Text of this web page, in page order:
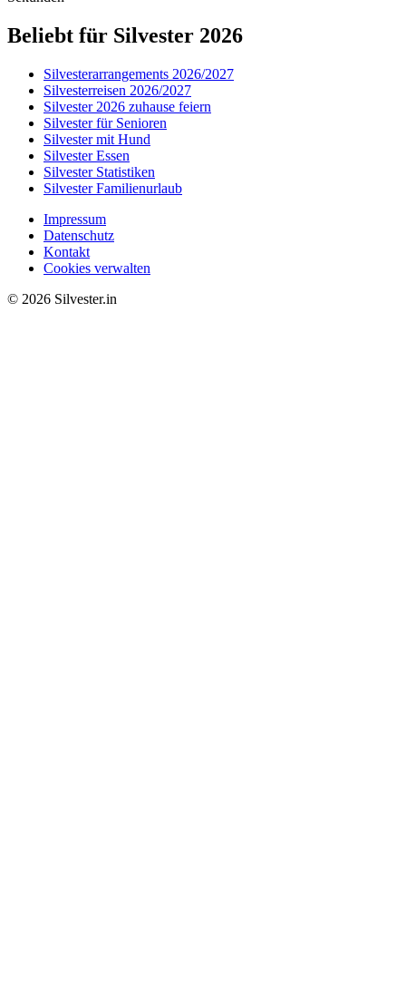
Beliebt für Silvester 2026
Silvesterarrangements 2026/2027
Silvesterreisen 2026/2027
Silvester 2026 zuhause feiern
Silvester für Senioren
Silvester mit Hund
Silvester Essen
Silvester Statistiken
Silvester Familienurlaub
Impressum
Datenschutz
Kontakt
Cookies verwalten
© 2026 Silvester.in